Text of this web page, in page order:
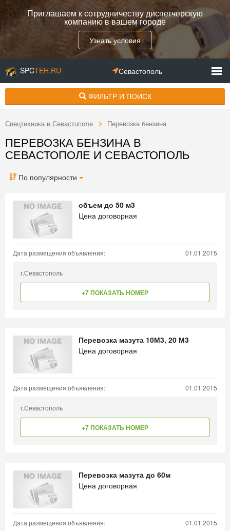
Приглашаем к сотрудничеству диспетчерскую
компанию в вашем городе
Узнать условия
SPCTEH.RU Севастополь
ФИЛЬТР И ПОИСК
Спецтехника в Севастополе Перевозка бензина
ПЕРЕВОЗКА БЕНЗИНА В
СЕВАСТОПОЛЕ И СЕВАСТОПОЛЬ
По популярности
объем до 50 м3
Цена договорная
Дата размещения объявления: 01.01.2015
г.Севастополь
+7 ПОКАЗАТЬ НОМЕР
Перевозка мазута 10М3, 20 М3
Цена договорная
Дата размещения объявления: 01.01.2015
г.Севастополь
+7 ПОКАЗАТЬ НОМЕР
Перевозка мазута до 60м
Цена договорная
Дата размещения объявления: 01.01.2015